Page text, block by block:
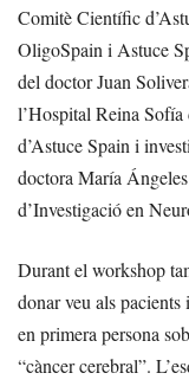
Comitè Científic
OligoSpain i Astuce
del doctor Juan
l’Hospital Reina
d’Astuce Spain i
doctora María
d’Investigació en
Durant el workshop
donar veu als
en primera persona
“càncer cerebral”.